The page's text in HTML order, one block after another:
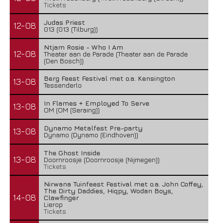
Tickets
12-08
Judas Priest
013 (013 (Tilburg))
12-08
Ntjam Rosie - Who I Am
Theater aan de Parade (Theater aan de Parade
(Den Bosch))
13-08
Berg Feest Festival met o.a. Kensington
Tessenderlo
13-08
In Flames + Employed To Serve
OM (OM (Seraing))
13-08
Dynamo Metalfest Pre-party
Dynamo (Dynamo (Eindhoven))
13-08
The Ghost Inside
Doornroosje (Doornroosje (Nijmegen))
Tickets
14-08
Nirwana Tuinfeest Festival met o.a. John Coffey,
The Dirty Daddies, Hiqpy, Wodan Boys,
Clawfinger
Lierop
Tickets